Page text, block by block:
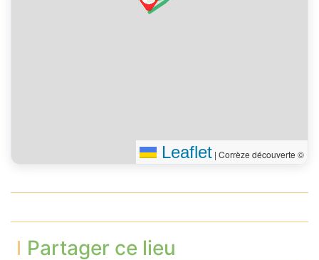
Leaflet | Corrèze découverte ©
Partager ce lieu